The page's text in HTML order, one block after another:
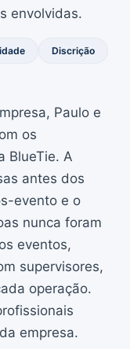
envolvidas.
Discrição
Paulo e
os
BlueTie. A
antes dos
evento e o
nunca foram
eventos,
supervisores,
operação.
empresa.